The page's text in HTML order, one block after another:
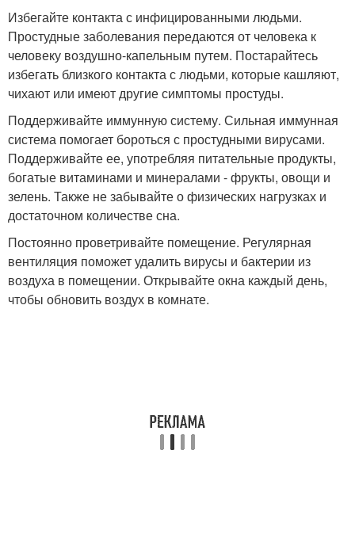
Избегайте контакта с инфицированными людьми.
Простудные заболевания передаются от человека к
человеку воздушно-капельным путем. Постарайтесь
избегать близкого контакта с людьми, которые кашляют,
чихают или имеют другие симптомы простуды.
Поддерживайте иммунную систему. Сильная иммунная
система помогает бороться с простудными вирусами.
Поддерживайте ее, употребляя питательные продукты,
богатые витаминами и минералами - фрукты, овощи и
зелень. Также не забывайте о физических нагрузках и
достаточном количестве сна.
Постоянно проветривайте помещение. Регулярная
вентиляция поможет удалить вирусы и бактерии из
воздуха в помещении. Открывайте окна каждый день,
чтобы обновить воздух в комнате.